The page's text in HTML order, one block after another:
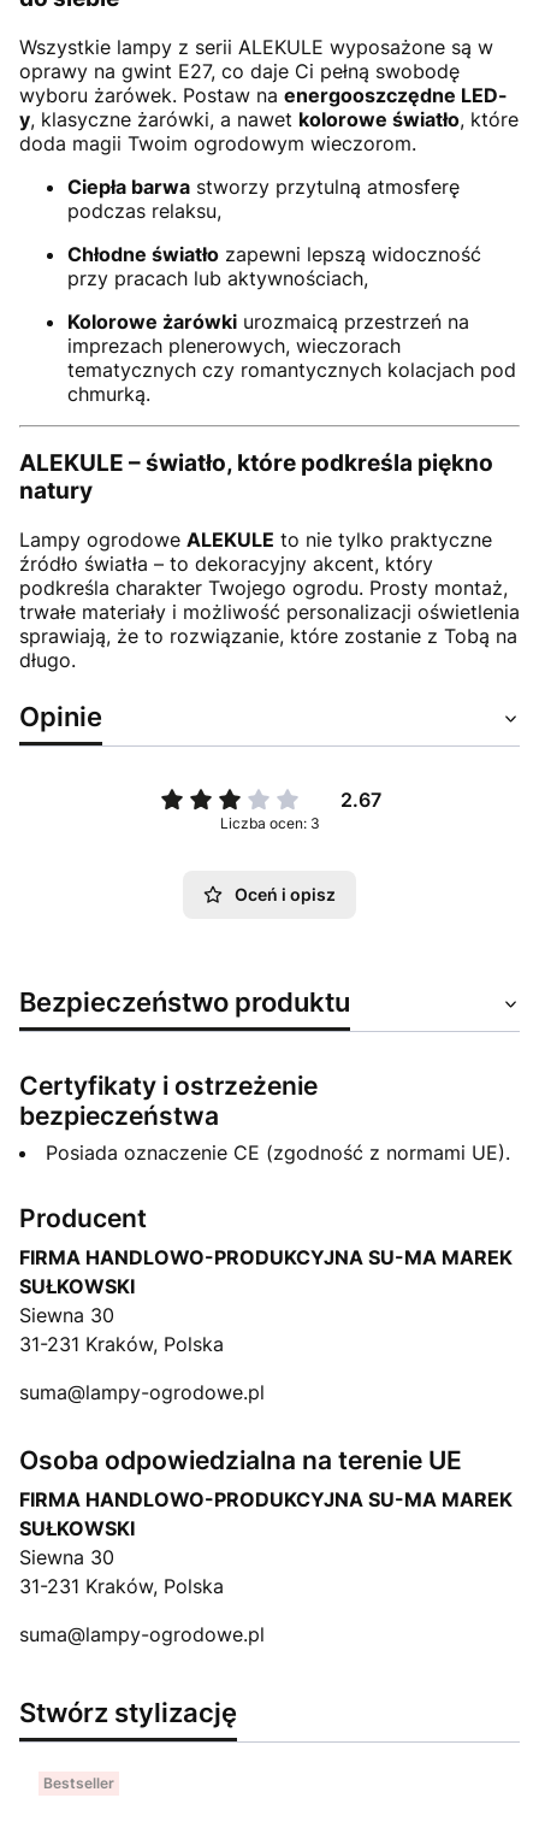
Wszystkie lampy z serii ALEKULE wyposażone są w
oprawy na gwint E27, co daje Ci pełną swobodę
wyboru żarówek. Postaw na energooszczędne LED-
y, klasyczne żarówki, a nawet kolorowe światło, które
doda magii Twoim ogrodowym wieczorom.
Ciepła barwa stworzy przytulną atmosferę
podczas relaksu,
Chłodne światło zapewni lepszą widoczność
przy pracach lub aktywnościach,
Kolorowe żarówki urozmaicą przestrzeń na
imprezach plenerowych, wieczorach
tematycznych czy romantycznych kolacjach pod
chmurką.
ALEKULE – światło, które podkreśla piękno
natury
Lampy ogrodowe ALEKULE to nie tylko praktyczne
źródło światła – to dekoracyjny akcent, który
podkreśla charakter Twojego ogrodu. Prosty montaż,
trwałe materiały i możliwość personalizacji oświetlenia
sprawiają, że to rozwiązanie, które zostanie z Tobą na
długo.
Opinie
2.67
Liczba ocen: 3
Oceń i opisz
Bezpieczeństwo produktu
Certyfikaty i ostrzeżenie
bezpieczeństwa
Posiada oznaczenie CE (zgodność z normami UE).
Producent
FIRMA HANDLOWO-PRODUKCYJNA SU-MA MAREK
SUŁKOWSKI
Siewna 30
31-231 Kraków, Polska
suma@lampy-ogrodowe.pl
Osoba odpowiedzialna na terenie UE
FIRMA HANDLOWO-PRODUKCYJNA SU-MA MAREK
SUŁKOWSKI
Siewna 30
31-231 Kraków, Polska
suma@lampy-ogrodowe.pl
Stwórz stylizację
Bestseller